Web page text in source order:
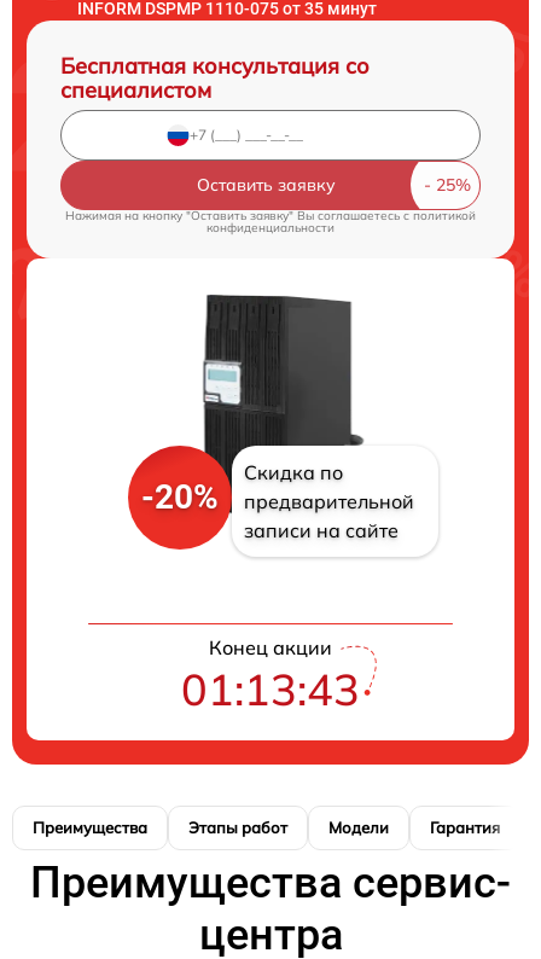
INFORM DSPMP 1110-075 от 35 минут
Бесплатная консультация со
специалистом
Оставить заявку
Нажимая на кнопку "Оставить заявку" Вы соглашаетесь cполитикой
конфиденциальности
-20%
Скидка по
предварительной
записи на сайте
Конец акции
01:13:42
Преимущества Этапы работ Модели Гарантия
Преимущества сервис-
центра